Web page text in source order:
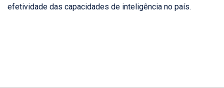
efetividade das capacidades de inteligência no país.